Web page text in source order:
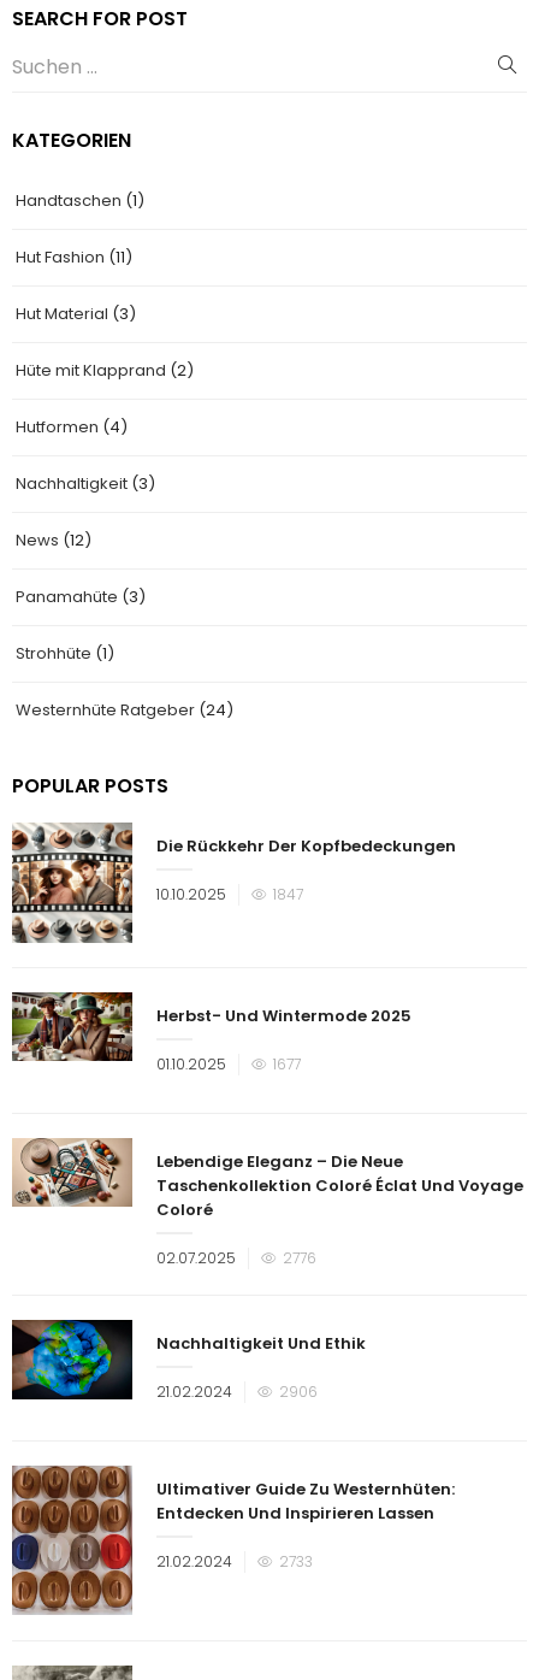
SEARCH FOR POST
KATEGORIEN
Handtaschen (1)
Hut Fashion (11)
Hut Material (3)
Hüte mit Klapprand (2)
Hutformen (4)
Nachhaltigkeit (3)
News (12)
Panamahüte (3)
Strohhüte (1)
Westernhüte Ratgeber (24)
POPULAR POSTS
Die Rückkehr Der Kopfbedeckungen
Veröffentlicht
10.10.2025 1847
Herbst- Und Wintermode 2025
Veröffentlicht
01.10.2025 1677
Lebendige Eleganz – Die Neue
Taschenkollektion Coloré Éclat Und Voyage
Coloré
Veröffentlicht
02.07.2025 2776
Nachhaltigkeit Und Ethik
Veröffentlicht
21.02.2024 2906
Ultimativer Guide Zu Westernhüten:
Entdecken Und Inspirieren Lassen
Veröffentlicht
21.02.2024 2733